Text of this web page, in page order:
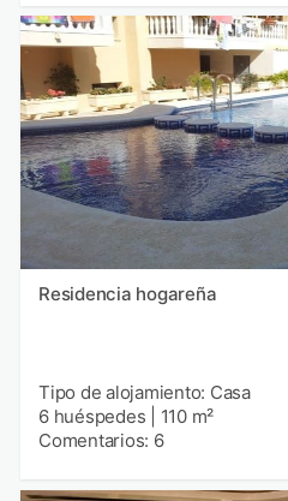
Residencia hogareña
Tipo de alojamiento: Casa
6 huéspedes
110 m²
Comentarios: 6